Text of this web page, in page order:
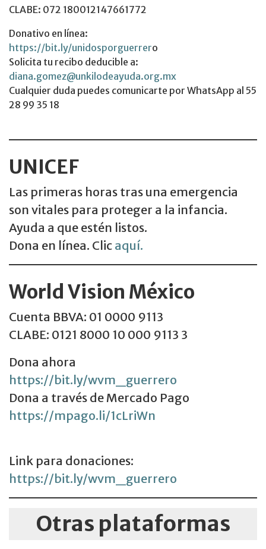
CLABE: 072 180012147661772
Donativo en línea:
https://bit.ly/unidosporguerrero
Solicita tu recibo deducible a:
diana.gomez@unkilodeayuda.org.mx
Cualquier duda puedes comunicarte por WhatsApp al 55
28 99 35 18
UNICEF
Las primeras horas tras una emergencia
son vitales para proteger a la infancia.
Ayuda a que estén listos.
Dona en línea. Clic aquí.
World Vision México
Cuenta BBVA: 01 0000 9113
CLABE: 0121 8000 10 000 9113 3
Dona ahora
https://bit.ly/wvm_guerrero
Dona a través de Mercado Pago
https://mpago.li/1cLriWn
Link para donaciones:
https://bit.ly/wvm_guerrero
Otras plataformas